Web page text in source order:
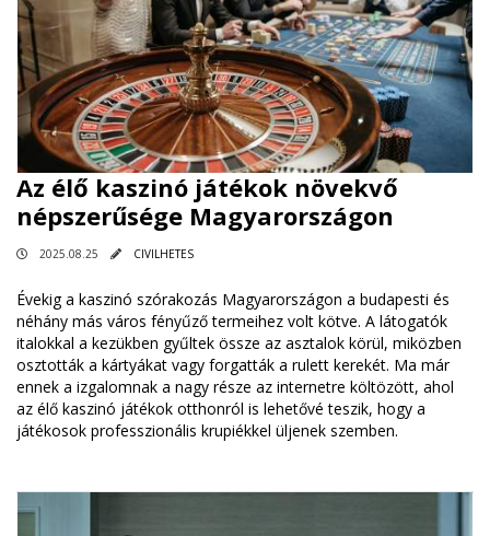
Az élő kaszinó játékok növekvő
népszerűsége Magyarországon
2025.08.25 CIVILHETES
Évekig a kaszinó szórakozás Magyarországon a budapesti és
néhány más város fényűző termeihez volt kötve. A látogatók
italokkal a kezükben gyűltek össze az asztalok körül, miközben
osztották a kártyákat vagy forgatták a rulett kerekét. Ma már
ennek a izgalomnak a nagy része az internetre költözött, ahol
az élő kaszinó játékok otthonról is lehetővé teszik, hogy a
játékosok professzionális krupiékkel üljenek szemben.